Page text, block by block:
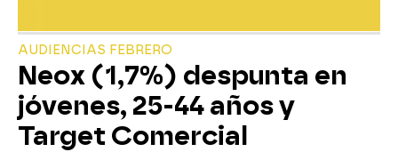
AUDIENCIAS FEBRERO
Neox (1,7%) despunta en
jóvenes, 25-44 años y
Target Comercial